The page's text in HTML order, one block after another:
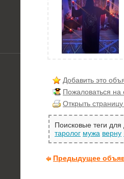
Добавить это
Пожаловаться
Открыть
Поисковые теги
таролог мужа верну
Предыдущее